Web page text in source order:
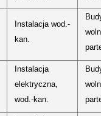
Instalacja wod.-
kan.
Instalacja
elektryczna,
wod.-kan.